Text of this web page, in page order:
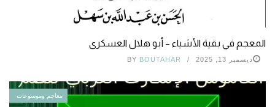
المعجم في بقية الأشياء – أبو هلال العسكرى
ديسمبر 13, 2025 BY BOUTAHAR
معاجم وموسوعات